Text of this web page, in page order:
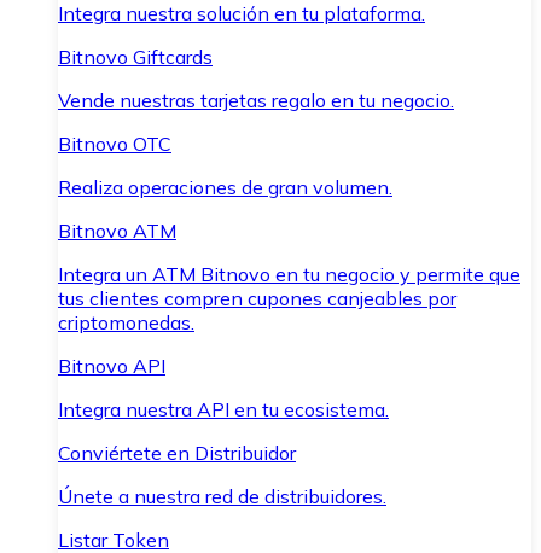
Integra nuestra solución en tu plataforma.
Bitnovo Giftcards
Vende nuestras tarjetas regalo en tu negocio.
Bitnovo OTC
Realiza operaciones de gran volumen.
Bitnovo ATM
Integra un ATM Bitnovo en tu negocio y permite que
tus clientes compren cupones canjeables por
criptomonedas.
Bitnovo API
Integra nuestra API en tu ecosistema.
Conviértete en Distribuidor
Únete a nuestra red de distribuidores.
Listar Token